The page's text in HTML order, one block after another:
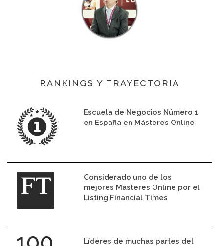
RANKINGS Y TRAYECTORIA
Escuela de Negocios Número 1
en España en Másteres Online
Considerado uno de los
mejores Másteres Online por el
Listing Financial Times
Líderes de muchas partes del